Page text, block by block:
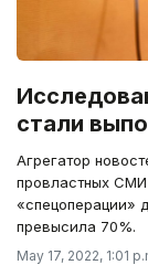
стали
Агрегатор
провластных СМИ
«спецоперации»
превысила 70%.
May 17, 2022, 1:01